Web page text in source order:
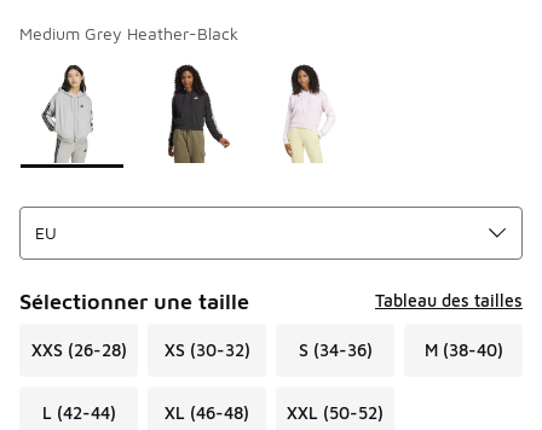
Medium Grey Heather-Black
Page 1 sur 1 affichant 1 à 3 des 3 couleurs.
Merci de sélectionner un style *
Sélectionner une taille Tableau des tailles
XXS (26-28) XS (30-32) S (34-36) M (38-40)
L (42-44) XL (46-48) XXL (50-52)